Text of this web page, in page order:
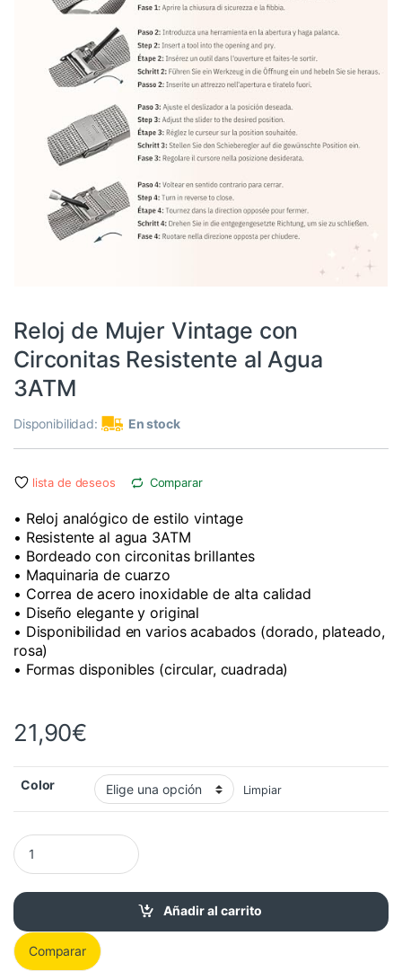
Reloj de Mujer Vintage con
Circonitas Resistente al Agua
3ATM
Disponibilidad: En stock
lista de deseos Comparar
• Reloj analógico de estilo vintage
• Resistente al agua 3ATM
• Bordeado con circonitas brillantes
• Maquinaria de cuarzo
• Correa de acero inoxidable de alta calidad
• Diseño elegante y original
• Disponibilidad en varios acabados (dorado, plateado,
rosa)
• Formas disponibles (circular, cuadrada)
21,90€
Color Limpiar
Reloj de Mujer Vintage con Circonitas Resistente al Agua 3ATM
Añadir al carrito
Comparar